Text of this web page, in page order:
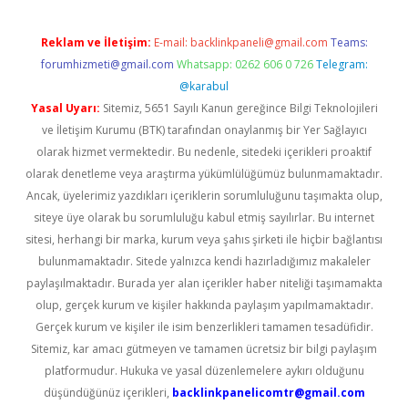
Reklam ve İletişim: E-mail: backlinkpaneli@gmail.com Teams:
forumhizmeti@gmail.com Whatsapp: 0262 606 0 726 Telegram:
@karabul
Yasal Uyarı: Sitemiz, 5651 Sayılı Kanun gereğince Bilgi Teknolojileri
ve İletişim Kurumu (BTK) tarafından onaylanmış bir Yer Sağlayıcı
olarak hizmet vermektedir. Bu nedenle, sitedeki içerikleri proaktif
olarak denetleme veya araştırma yükümlülüğümüz bulunmamaktadır.
Ancak, üyelerimiz yazdıkları içeriklerin sorumluluğunu taşımakta olup,
siteye üye olarak bu sorumluluğu kabul etmiş sayılırlar. Bu internet
sitesi, herhangi bir marka, kurum veya şahıs şirketi ile hiçbir bağlantısı
bulunmamaktadır. Sitede yalnızca kendi hazırladığımız makaleler
paylaşılmaktadır. Burada yer alan içerikler haber niteliği taşımamakta
olup, gerçek kurum ve kişiler hakkında paylaşım yapılmamaktadır.
Gerçek kurum ve kişiler ile isim benzerlikleri tamamen tesadüfidir.
Sitemiz, kar amacı gütmeyen ve tamamen ücretsiz bir bilgi paylaşım
platformudur. Hukuka ve yasal düzenlemelere aykırı olduğunu
düşündüğünüz içerikleri, backlinkpanelicomtr@gmail.com